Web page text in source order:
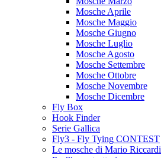
Mosche Aprile
Mosche Maggio
Mosche Giugno
Mosche Luglio
Mosche Agosto
Mosche Settembre
Mosche Ottobre
Mosche Novembre
Mosche Dicembre
Fly Box
Hook Finder
Serie Gallica
Fly3 - Fly Tying CONTEST
Le mosche di Mario Riccardi